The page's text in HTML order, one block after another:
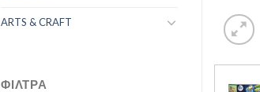
ARTS & CRAFT
ΦΊΛΤΡΑ